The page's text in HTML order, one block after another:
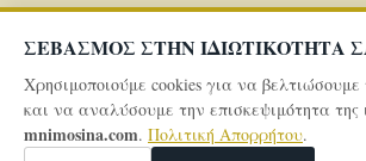
ΣΕΒΑΣΜΟΣ ΣΤΗΝ ΙΔΙΩΤΙΚΟΤΗΤΑ
Χρησιμοποιούμε cookies για να
και να αναλύσουμε την επισκεψιμότητα της
mnimosina.com. Πολιτική Απορρήτου.